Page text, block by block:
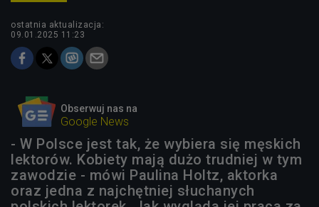
ostatnia aktualizacja:
09.01.2025 11:23
Obserwuj nas na
Google News
- W Polsce jest tak, że wybiera się męskich
lektorów. Kobiety mają dużo trudniej w tym
zawodzie - mówi Paulina Holtz, aktorka
oraz jedna z najchętniej słuchanych